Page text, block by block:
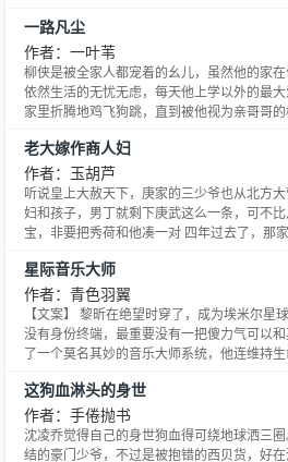
是重要的事，所以要说两遍存稿坑 一定是他
岁和被他捧在手心里宠的小青梅 作者专栏 点
一路凡尘
作者：一叶苇
柳侠是被全家人都宠着的幺儿，虽然他的家
依然生活的无忧无虑，每天他上学以外的最
家里折腾地鸡飞狗跳，直到被他视为亲哥哥的
觉醒自己身为小叔叔的责任....... 入周三入V，
望能一直得到大家的支持。 感谢大家对文的喜
老大嫁作商人妇
作者：玉胡芦
听说皇上大赦天下，庚家的三少爷也从北方
妇和孩子，男丁就剩下庚武这么一条，可不
宝，非要把秀荷和他凑一对 四年过去了，那
一样躲着庚武 就算后来被他拦腰扛回了家，
肯说喜欢 可惜这一回却让关老头押中了 ……没
星际音乐大师
作者：青色羽翼
【文案】 黎昕在绝望时穿了，成为埃米尔星
没有身份终端，最重要没有一把傻力气可以
了一个莫名其妙的音乐大师系统，他连维持生
是怎么回事啊！！ 这是一个街头艺人成为星
志奋斗史，话说还带音（卖）乐（唱）系统是
这狗血淋头的身世
作者：手倦抛书
沈凌乔觉得自己的身世狗血得可绕地球洒三
结的豪门少爷，不过是被抱错的西贝货，好